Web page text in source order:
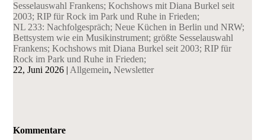
NL 233: Nachfolgespräch; Neue Küchen in Berlin und NRW;
Bettsystem wie ein Musikinstrument; größte Sesselauswahl
Frankens; Kochshows mit Diana Burkel seit 2003; RIP für
Rock im Park und Ruhe in Frieden;
22, Juni 2026 | Allgemein,Newsletter
Kommentare